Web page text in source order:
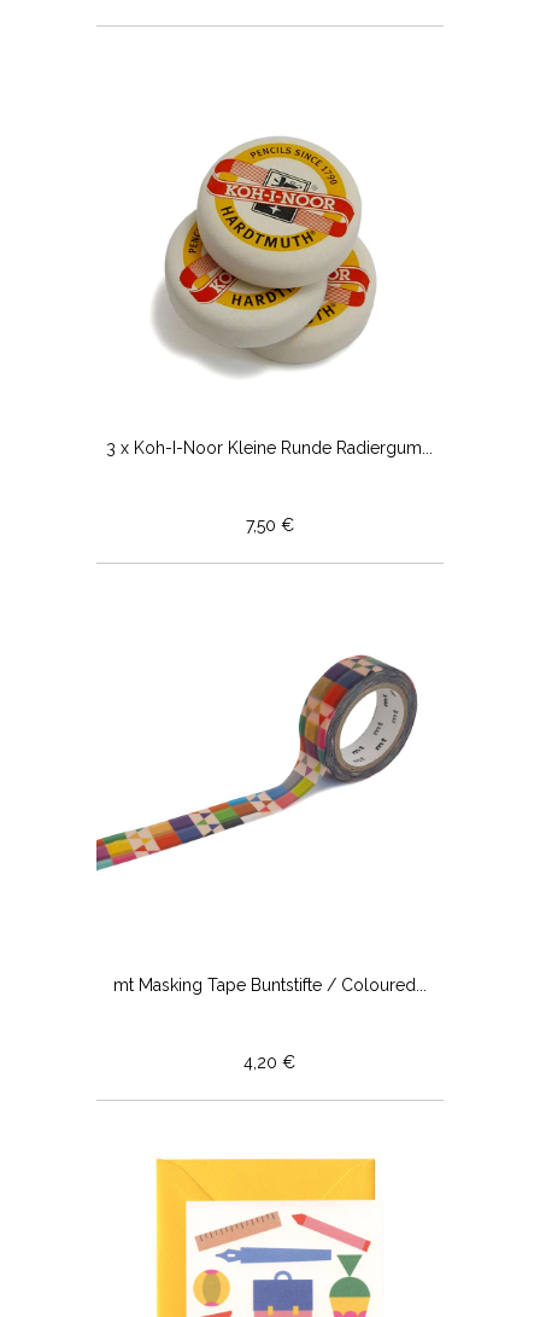
3 x Koh-I-Noor Kleine Runde Radiergum...
7,50 €
mt Masking Tape Buntstifte / Coloured...
4,20 €